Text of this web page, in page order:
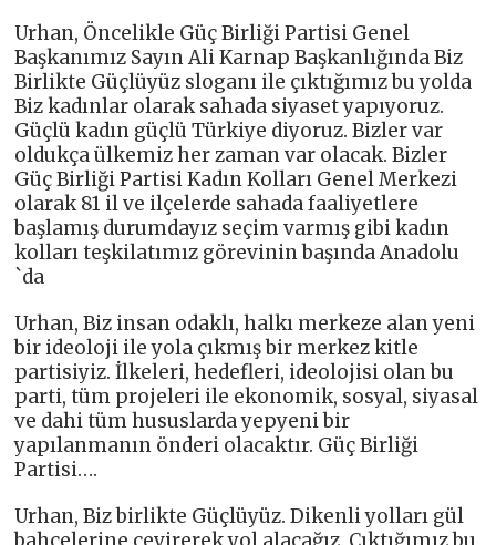
Urhan, Öncelikle Güç Birliği Partisi Genel
Başkanımız Sayın Ali Karnap Başkanlığında Biz
Birlikte Güçlüyüz sloganı ile çıktığımız bu yolda
Biz kadınlar olarak sahada siyaset yapıyoruz.
Güçlü kadın güçlü Türkiye diyoruz. Bizler var
oldukça ülkemiz her zaman var olacak. Bizler
Güç Birliği Partisi Kadın Kolları Genel Merkezi
olarak 81 il ve ilçelerde sahada faaliyetlere
başlamış durumdayız seçim varmış gibi kadın
kolları teşkilatımız görevinin başında Anadolu
`da
Urhan, Biz insan odaklı, halkı merkeze alan yeni
bir ideoloji ile yola çıkmış bir merkez kitle
partisiyiz. İlkeleri, hedefleri, ideolojisi olan bu
parti, tüm projeleri ile ekonomik, sosyal, siyasal
ve dahi tüm hususlarda yepyeni bir
yapılanmanın önderi olacaktır. Güç Birliği
Partisi….
Urhan, Biz birlikte Güçlüyüz. Dikenli yolları gül